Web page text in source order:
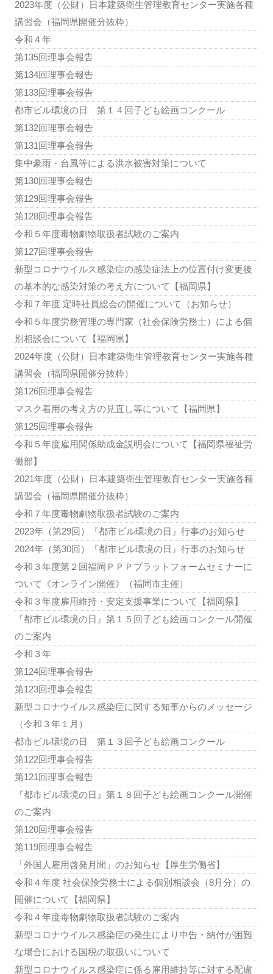
2023年度（公財）日本建築衛生管理教育センター実施各種
講習会（福岡県開催分抜粋）
令和４年
第135回理事会報告
第134回理事会報告
第133回理事会報告
都市ビル環境の日 第１４回子ども絵画コンクール
第132回理事会報告
第131回理事会報告
集中豪雨・台風等による洪水被害対策について
第130回理事会報告
第129回理事会報告
第128回理事会報告
令和５年度毒物劇物取扱者試験のご案内
第127回理事会報告
新型コロナウイルス感染症の感染症法上の位置付け変更後
の基本的な感染対策の考え方について【福岡県】
令和７年度 定時社員総会の開催について（お知らせ）
令和５年度労務管理の専門家（社会保険労務士）による個
別相談会について【福岡県】
2024年度（公財）日本建築衛生管理教育センター実施各種
講習会（福岡県開催分抜粋）
第126回理事会報告
マスク着用の考え方の見直し等について【福岡県】
第125回理事会報告
令和５年度雇用関係助成金説明会について【福岡県福祉労
働部】
2021年度（公財）日本建築衛生管理教育センター実施各種
講習会（福岡県開催分抜粋）
令和７年度毒物劇物取扱者試験のご案内
2023年（第29回）『都市ビル環境の日』行事のお知らせ
2024年（第30回）『都市ビル環境の日』行事のお知らせ
令和３年度第２回福岡ＰＰＰプラットフォームセミナーに
ついて《オンライン開催》（福岡市主催）
令和３年度雇用維持・安定支援事業について【福岡県】
『都市ビル環境の日』第１５回子ども絵画コンクール開催
のご案内
令和３年
第124回理事会報告
第123回理事会報告
新型コロナウイルス感染症に関する知事からのメッセージ
（令和３年１月）
都市ビル環境の日 第１３回子ども絵画コンクール
第122回理事会報告
第121回理事会報告
『都市ビル環境の日』第１８回子ども絵画コンクール開催
のご案内
第120回理事会報告
第119回理事会報告
「外国人雇用啓発月間」のお知らせ【厚生労働省】
令和４年度 社会保険労務士による個別相談会（8月分）の
開催について【福岡県】
令和４年度毒物劇物取扱者試験のご案内
新型コロナウイルス感染症の発生により申告・納付が困難
な場合における国税の取扱いについて
新型コロナウイルス感染症に係る雇用維持等に対する配慮